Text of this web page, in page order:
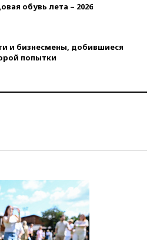
обувь лета – 2026
и бизнесмены, добившиеся
попытки